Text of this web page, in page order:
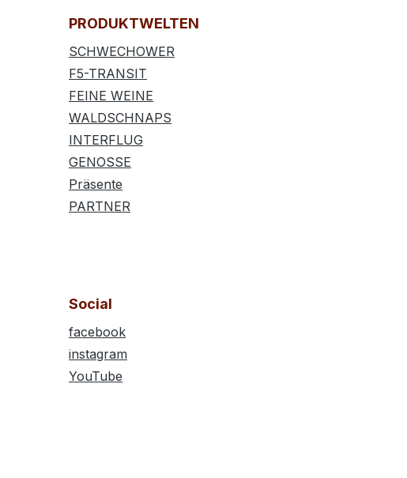
PRODUKTWELTEN
SCHWECHOWER
F5-TRANSIT
FEINE WEINE
WALDSCHNAPS
INTERFLUG
GENOSSE
Präsente
PARTNER
Social
facebook
instagram
YouTube